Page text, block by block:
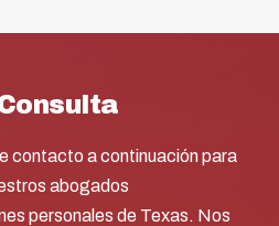
contacto a continuación para
abogados
personales de Texas. Nos